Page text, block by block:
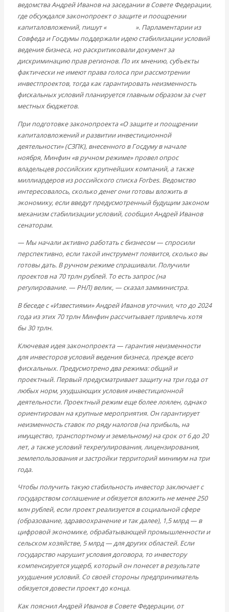
Современные книги
Экономика современной России
Мировая экономика
Международные экономические отношения
Деньги
Христианство
История России
Все рубрики…
Авторы РЭОШ
Архив статей
Экономика современной России
Мировая экономика
Международные экономические отношения
Деньги
Христианство
История России
Экономика современной России
Деньги
Христианство
История России
Все видео
ведомства Андрей Иванов на заседании в Совете Федерации,
где обсуждался законопроект о защите и поощрении
капиталовложений, пишут «Известия ». Парламентарии из
Совфеда и Госдумы поддержали идею стабилизации условий
ведения бизнеса, но раскритиковали документ за
дискриминацию прав регионов. По их мнению, субъекты
фактически не имеют права голоса при рассмотрении
инвестпроектов, тогда как гарантировать неизменность
фискальных условий планируется главным образом за счет
местных бюджетов.
При подготовке законопроекта «О защите и поощрении
капиталовложений и развитии инвестиционной
деятельности» (СЗПК), внесенного в Госдуму в начале
ноября, Минфин «в ручном режиме» провел опрос
владельцев российских крупнейших компаний, а также
миллиардеров из российского списка Forbes. Ведомство
интересовалось, сколько денег они готовы вложить в
экономику, если введут предусмотренный будущим законом
механизм стабилизации условий, сообщил Андрей Иванов
сенаторам.
— Мы начали активно работать с бизнесом — спросили
перспективно, если такой инструмент появится, сколько вы
готовы дать. В ручном режиме спрашивали. Получили
проектов на 70 трлн рублей. То есть запрос (на
регулирование. — РНЛ) велик, — сказал замминистра.
В беседе с «Известиями» Андрей Иванов уточнил, что до 2024
года из этих 70 трлн Минфин рассчитывает привлечь хотя
бы 30 трлн.
Ключевая идея законопроекта — гарантия неизменности
для инвесторов условий ведения бизнеса, прежде всего
фискальных. Предусмотрено два режима: общий и
проектный. Первый предусматривает защиту на три года от
любых норм, ухудшающих условия инвестиционной
деятельности. Проектный режим еще более лоялен, однако
ориентирован на крупные мероприятия. Он гарантирует
неизменность ставок по ряду налогов (на прибыль, на
имущество, транспортному и земельному) на срок от 6 до 20
лет, а также условий техрегулирования, лицензирования,
землепользования и застройки территорий минимум на три
года.
Чтобы получить такую стабильность инвестор заключает с
государством соглашение и обязуется вложить не менее 250
млн рублей, если проект реализуется в социальной сфере
(образование, здравоохранение и так далее), 1,5 млрд — в
цифровой экономике, обрабатывающей промышленности и
сельском хозяйстве, 5 млрд — для других областей. Если
государство нарушит условия договора, то инвестору
компенсируется ущерб, который он понесет в результате
ухудшения условий. Со своей стороны предприниматель
обязуется довести проект до конца.
Как пояснил Андрей Иванов в Совете Федерации, от